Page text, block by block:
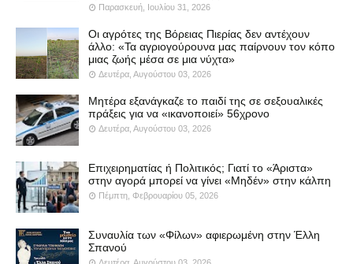
Παρασκευή, Ιουλίου 31, 2026
Οι αγρότες της Βόρειας Πιερίας δεν αντέχουν
άλλο: «Τα αγριογούρουνα μας παίρνουν τον κόπο
μιας ζωής μέσα σε μια νύχτα»
Δευτέρα, Αυγούστου 03, 2026
Μητέρα εξανάγκαζε το παιδί της σε σεξουαλικές
πράξεις για να «ικανοποιεί» 56χρονο
Δευτέρα, Αυγούστου 03, 2026
Επιχειρηματίας ή Πολιτικός; Γιατί το «Άριστα»
στην αγορά μπορεί να γίνει «Μηδέν» στην κάλπη
Πέμπτη, Φεβρουαρίου 05, 2026
Συναυλία των «Φίλων» αφιερωμένη στην Έλλη
Σπανού